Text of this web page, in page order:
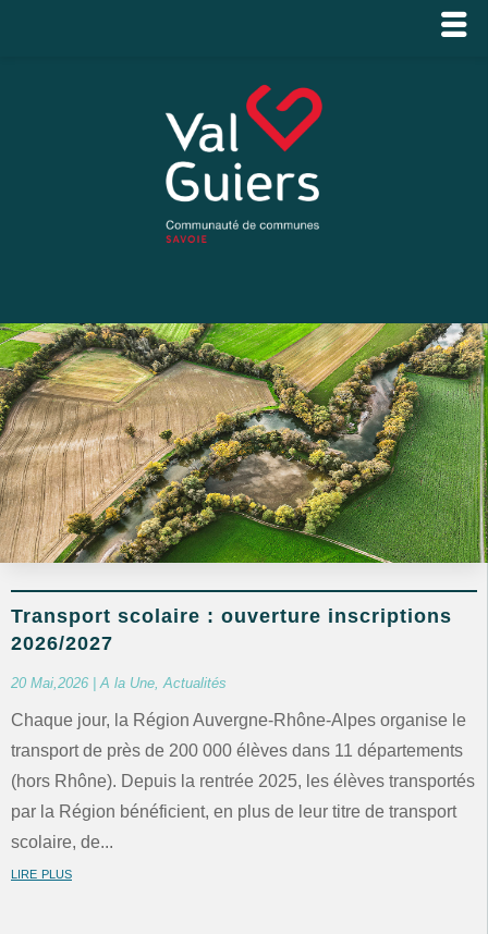
Transport scolaire : ouverture inscriptions
2026/2027
20 Mai,2026 A la Une Actualités
Chaque jour, la Région Auvergne-Rhône-Alpes organise le
transport de près de 200 000 élèves dans 11 départements
(hors Rhône). Depuis la rentrée 2025, les élèves transportés
par la Région bénéficient, en plus de leur titre de transport
scolaire, de...
lire plus